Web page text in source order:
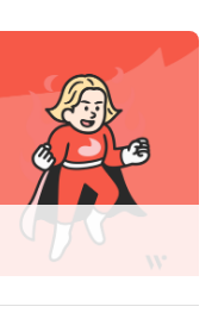
プまで、支援プロジ
コーポレートサイトの実績もぜひご覧ください。
活かし、自社ビジネ